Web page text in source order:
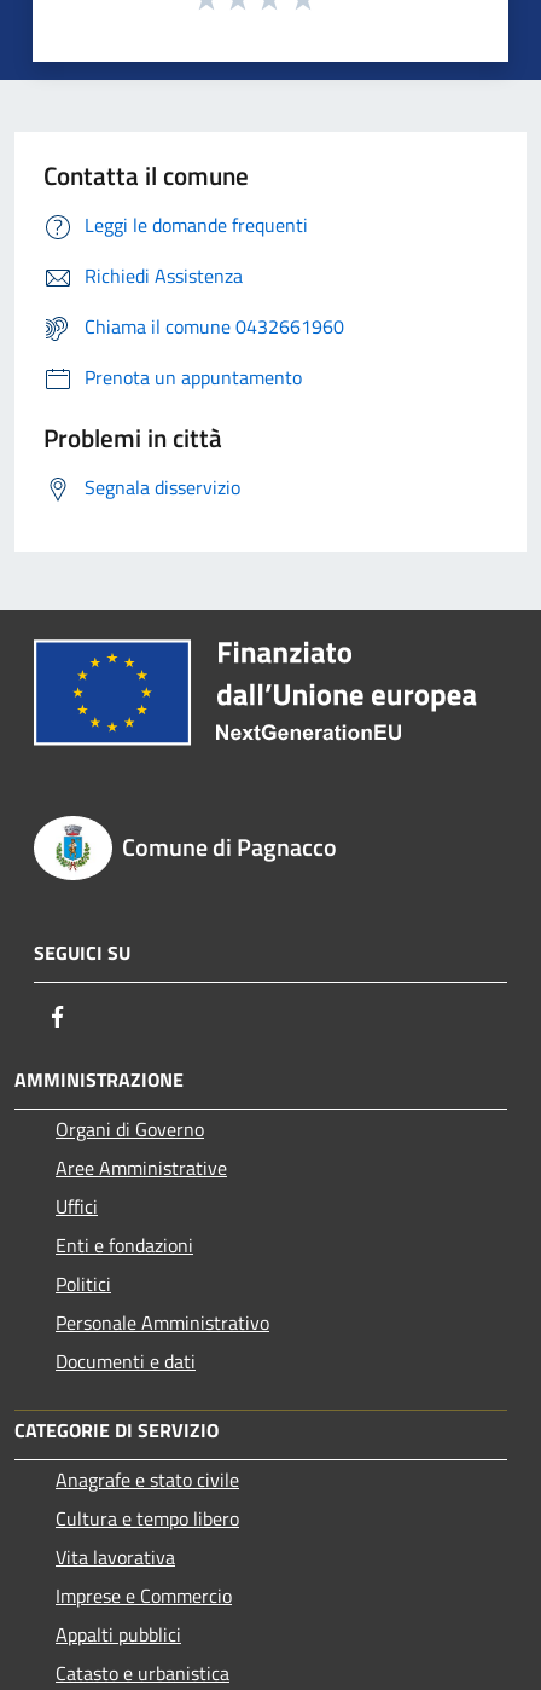
Contatta il comune
Leggi le domande frequenti
Richiedi Assistenza
Chiama il comune 0432661960
Prenota un appuntamento
Problemi in città
Segnala disservizio
Comune di Pagnacco
SEGUICI SU
AMMINISTRAZIONE
Organi di Governo
Aree Amministrative
Uffici
Enti e fondazioni
Politici
Personale Amministrativo
Documenti e dati
CATEGORIE DI SERVIZIO
Anagrafe e stato civile
Cultura e tempo libero
Vita lavorativa
Imprese e Commercio
Appalti pubblici
Catasto e urbanistica